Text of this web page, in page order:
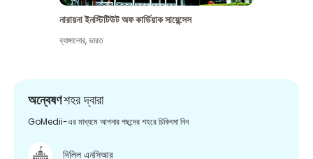
নারায়না ইনস্টিটিউট অফ কার্ডিয়াক সায়েন্সেস
ব্যাঙ্গালোর,ভারত
অন্বেষণশহর দ্বারা
GoMedii-এর মাধ্যমে আপনার পছন্দের শহরে চিকিৎসা নিন
দিল্লি এনসিআর